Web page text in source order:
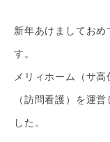
新年あけましておめ
す。
メリィホーム（サ
（訪問看護）を運
した。